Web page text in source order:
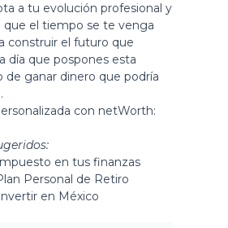
a tu evolución profesional y
que el tiempo se te venga
construir el futuro que
día que pospones esta
de ganar dinero que podría
con netWorth:
en tus finanzas
Personal de Retiro
en México